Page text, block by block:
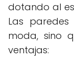
dotando al
Las
moda, sino
ventajas: